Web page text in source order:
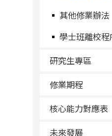
其他修業辦法
學士班離校程
研究生專區
修業期程
核心能力對應表
未來發展